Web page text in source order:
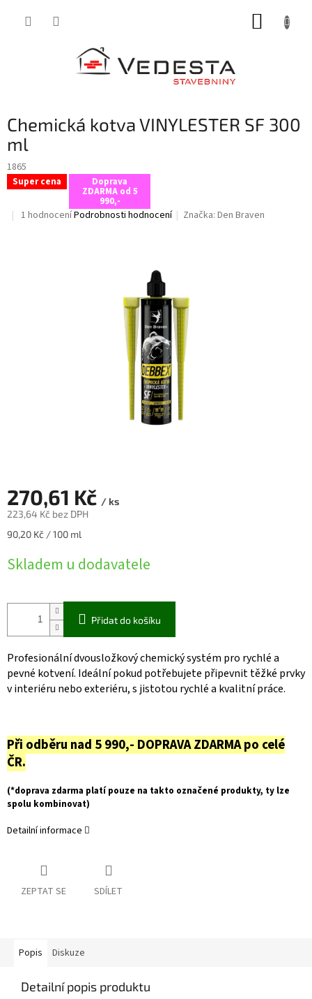
Chemická kotva VINYLESTER SF 300
ml
1865
Super cena Doprava
ZDARMA od 5
990,-
Průměrné
1 hodnoceníPodrobnosti hodnocení Značka:Den Braven
270,61 Kč / ks
223,64 Kč bez DPH
Měrná
90,20 Kč / 100 ml
Skladem u dodavatele
Přidat do košíku
Profesionální dvousložkový chemický systém pro rychlé a
pevné kotvení. Ideální pokud potřebujete připevnit těžké prvky
v interiéru nebo exteriéru, s jistotou rychlé a kvalitní práce.
Při odběru nad 5 990,- DOPRAVA ZDARMA po celé
ČR.
(*doprava zdarma platí pouze na takto označené produkty, ty lze
spolu kombinovat)
Detailní informace
ZEPTAT SE SDÍLET
Popis Diskuze
Detailní popis produktu